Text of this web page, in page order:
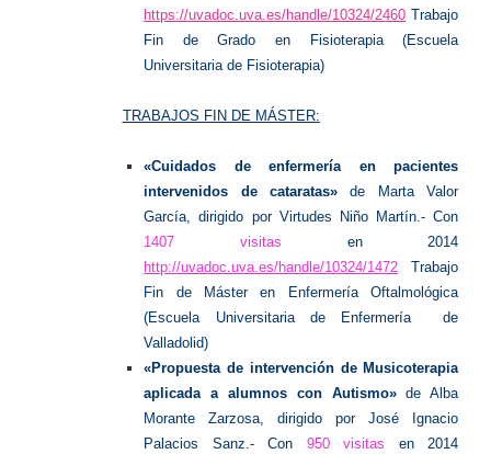
https://uvadoc.uva.es/handle/10324/2460 Trabajo
Fin de Grado en Fisioterapia (Escuela
Universitaria de Fisioterapia)
TRABAJOS FIN DE MÁSTER:
«Cuidados de enfermería en pacientes
intervenidos de cataratas» de Marta Valor
García, dirigido por Virtudes Niño Martín.-Con
1407 visitas en 2014
http://uvadoc.uva.es/handle/10324/1472
Trabajo
Fin de Máster en Enfermería Oftalmológica
(Escuela Universitaria de Enfermería de
Valladolid)
«Propuesta de intervención de Musicoterapia
aplicada a alumnos con Autismo»de Alba
Morante Zarzosa, dirigido por José Ignacio
Palacios Sanz.-Con 950 visitas en 2014